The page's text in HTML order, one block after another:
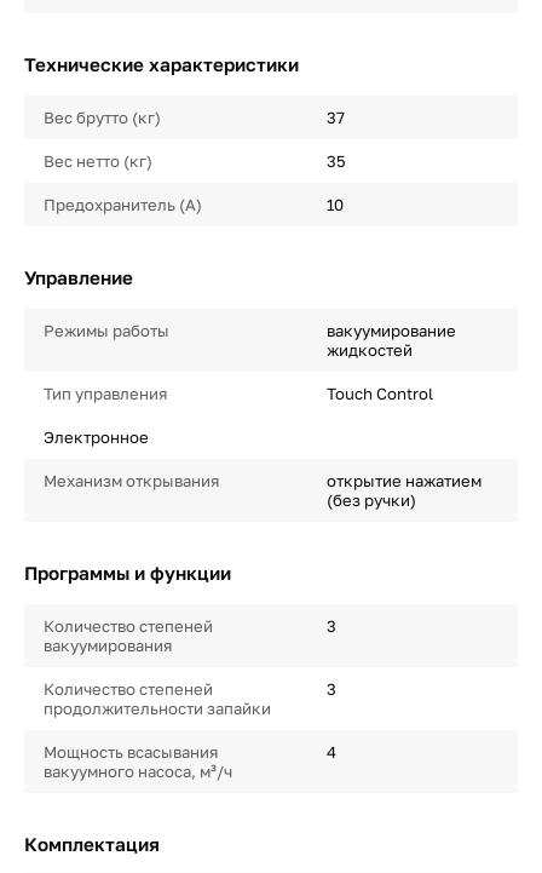
Технические характеристики
Вес брутто (кг) 37
Вес нетто (кг) 35
Предохранитель (А) 10
Управление
Режимы работы
вакуумирование
жидкостей
Тип управления Touch Control
Электронное
Механизм открывания
открытие нажатием
(без ручки)
Программы и функции
Количество степеней
вакуумирования
3
Количество степеней
продолжительности запайки
3
Мощность всасывания
вакуумного насоса, м³/ч
4
Комплектация